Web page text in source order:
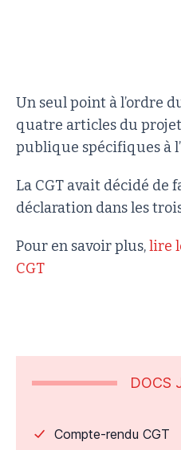
Un seul point à l’ordre
quatre articles du
publique spécifiques à
La CGT avait décidé de
déclaration dans les
Pour en savoir plus,lire
CGT
DOCS
Compte-rendu CGT